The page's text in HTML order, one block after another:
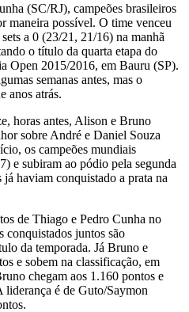
(SC/RJ), campeões brasileiros
maneira possível. O time venceu
a 0 (23/21, 21/16) na manhã
o título da quarta etapa do
Open 2015/2016, em Bauru (SP).
semanas antes, mas o
anos atrás.
horas antes, Alison e Bruno
sobre André e Daniel Souza
os campeões mundiais
e subiram ao pódio pela segunda
haviam conquistado a prata na
de Thiago e Pedro Cunha no
conquistados juntos são
da temporada. Já Bruno e
e sobem na classificação, em
chegam aos 1.160 pontos e
liderança é de Guto/Saymon